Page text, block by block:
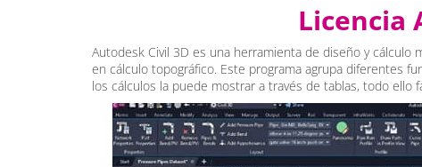
Licencia
Autodesk Civil 3D es una herramienta de diseño y
en cálculo topográfico. Este programa agrupa diferentes
los cálculos la puede mostrar a través de tablas, todo ello